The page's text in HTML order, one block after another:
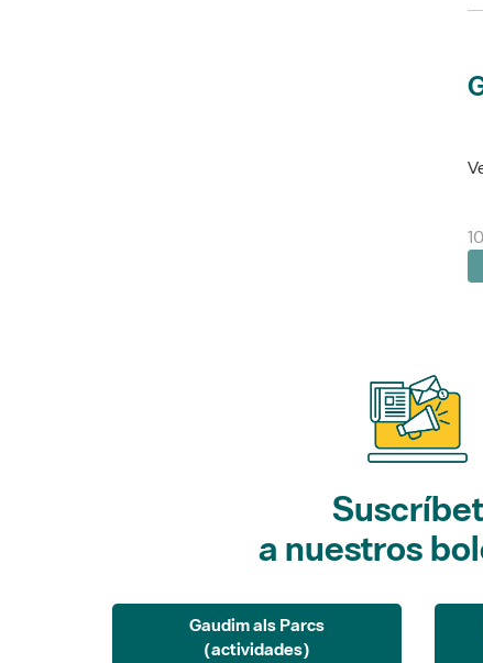
a nuestros
Gaudim als Parcs
(actividades)